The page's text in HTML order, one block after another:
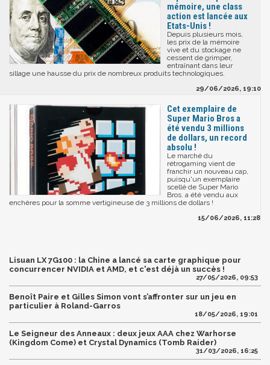
mémoire, une class
action est lancée aux
Etats-Unis !
Depuis plusieurs mois,
les prix de la mémoire
vive et du stockage ne
cessent de grimper,
entraînant dans leur
sillage une hausse du prix de nombreux produits technologiques.
29/06/2026, 19:10
Cet exemplaire de
Super Mario Bros a
été vendu 3 millions
de dollars, un record
absolu !
Le marché du
rétrogaming vient de
franchir un nouveau cap,
puisqu'un exemplaire
scellé de Super Mario
Bros. a été vendu aux
enchères pour la somme vertigineuse de 3 millions de dollars !
15/06/2026, 11:28
Lisuan LX 7G100 : la Chine a lancé sa carte graphique pour
concurrencer NVIDIA et AMD, et c'est déjà un succès !
27/05/2026, 09:53
Benoît Paire et Gilles Simon vont s’affronter sur un jeu en
particulier à Roland-Garros
18/05/2026, 19:01
Le Seigneur des Anneaux : deux jeux AAA chez Warhorse
(Kingdom Come) et Crystal Dynamics (Tomb Raider)
31/03/2026, 16:25